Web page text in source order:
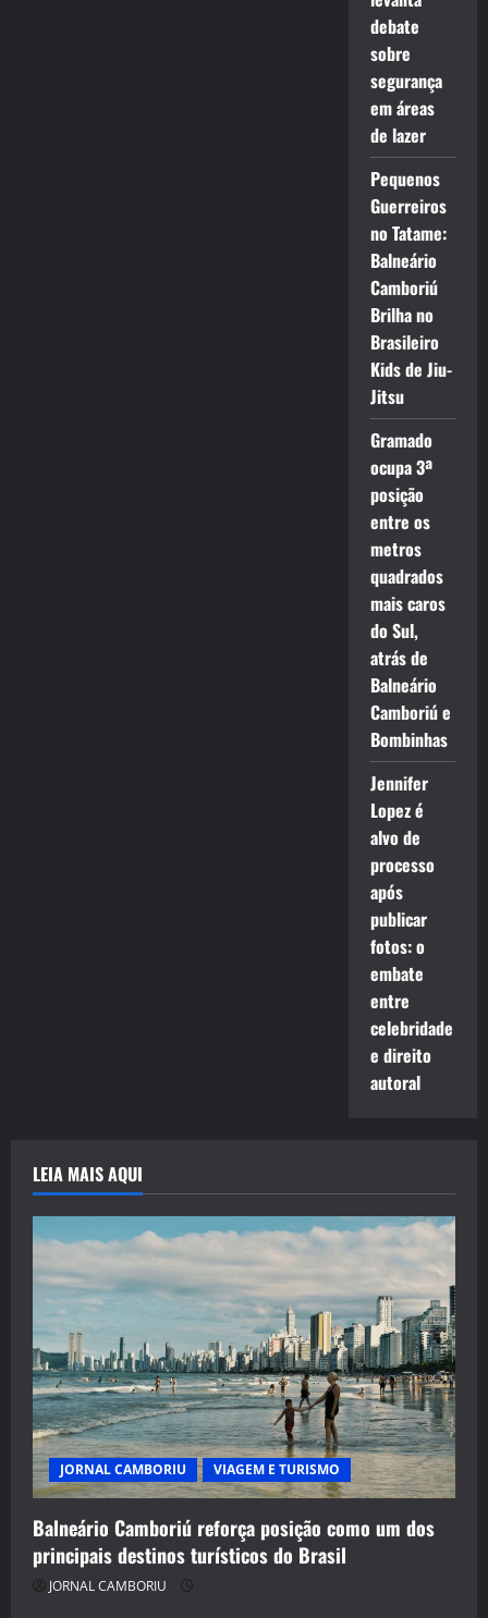
debate
sobre
segurança
em áreas
de lazer
Pequenos
Guerreiros
no Tatame:
Balneário
Camboriú
Brilha no
Brasileiro
Kids de Jiu-
Jitsu
Gramado
ocupa 3ª
posição
entre os
metros
quadrados
mais caros
do Sul,
atrás de
Balneário
Camboriú e
Bombinhas
Jennifer
Lopez é
alvo de
processo
após
publicar
fotos: o
embate
entre
celebridade
e direito
autoral
LEIA MAIS AQUI
JORNAL CAMBORIU VIAGEM E TURISMO
Balneário Camboriú reforça posição como um dos
principais destinos turísticos do Brasil
JORNAL CAMBORIU